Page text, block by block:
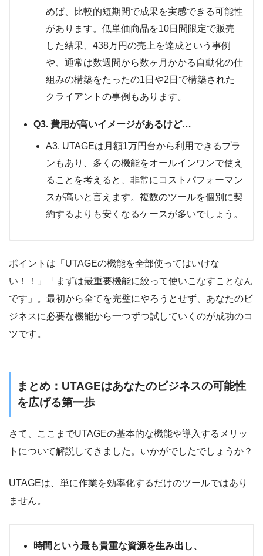
めば、比較的短期間で成果を実感できる可能性
があります。低単価商品を10日間限定で販売
した結果、438万円の売上を達成という事例
や、通常は数週間から数ヶ月かかる自動化の仕
組みの構築をたったの1日や2日で構築された
クライアントの事例もあります。
Q3. 費用が高いイメージがあるけど…
A3. UTAGEは月額1万円台から利用できるプラ
ンもあり、多くの機能をオールインワンで使え
ることを考えると、非常にコストパフォーマン
スが高いと言えます。複数のツールを個別に契
約するよりも安くなるケースが多いでしょう。
ポイントは「UTAGEの機能を全部使ってはいけな
い！！」「まずは最重要機能に絞って使いこなすことなん
です」。最初から全てを完璧にやろうとせず、あなたのビ
ジネスに必要な機能から一つずつ試していくのが成功のコ
ツです。
まとめ：UTAGEはあなたのビジネスの可能性
を広げる第一歩
さて、ここまでUTAGEの基本的な機能や導入するメリッ
トについて解説してきました。いかがでしたでしょうか？
UTAGEは、単に作業を効率化するだけのツールではあり
ません。
時間という最も貴重な資源を生み出し、